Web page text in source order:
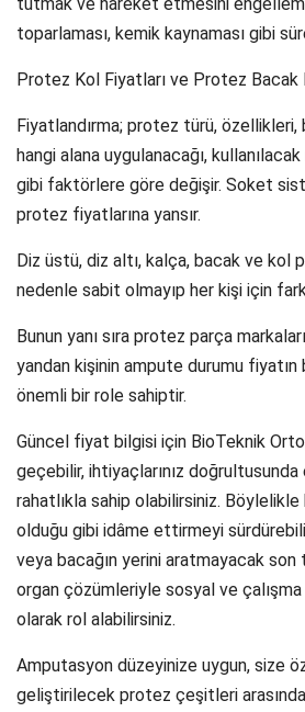
toparlaması, kemik kaynaması gibi
Protez Kol Fiyatları ve Protez Bacak
Fiyatlandırma; protez türü, özellikleri,
hangi alana uygulanacağı,
gibi faktörlere göre değişir. Soket
protez fiyatlarına yansır.
Diz üstü, diz altı, kalça, bacak ve kol
nedenle sabit olmayıp her kişi için
Bunun yanı sıra protez parça
yandan kişinin ampute durumu
önemli bir role sahiptir.
Güncel fiyat bilgisi için BioTeknik
geçebilir, ihtiyaçlarınız
rahatlıkla sahip olabilirsiniz. Böylelikle
olduğu gibi idâme ettirmeyi
veya bacağın yerini aratmayacak son
organ çözümleriyle sosyal ve çalışma
olarak rol alabilirsiniz.
Amputasyon düzeyinize uygun, size
geliştirilecek protez çeşitleri